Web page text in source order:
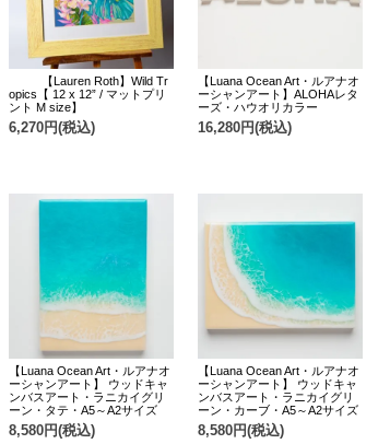
【Lauren Roth】Wild Tr
opics【 12 x 12” / マットプリ
ント M size】
6,270円(税込)
【Luana Ocean Art・ルアナオ
ーシャンアート】ALOHAレタ
ーズ・ハウオリカラー
16,280円(税込)
【Luana Ocean Art・ルアナオ
ーシャンアート】 ウッドキャ
ンバスアート・ラニカイグリ
ーン・タテ・A5～A2サイズ
8,580円(税込)
【Luana Ocean Art・ルアナオ
ーシャンアート】 ウッドキャ
ンバスアート・ラニカイグリ
ーン・カーブ・A5～A2サイズ
8,580円(税込)